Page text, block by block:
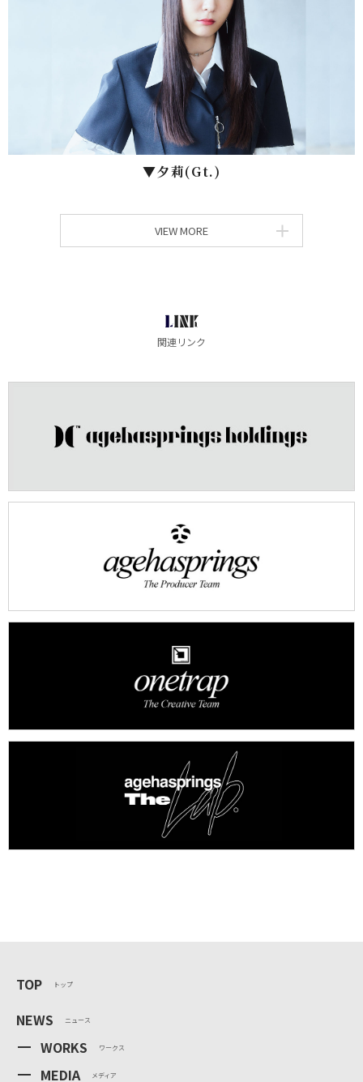
▼⼣莉(Gt.)
VIEW MORE
LINK
関連リンク
TOP トップ
NEWS ニュース
WORKS ワークス
MEDIA メディア